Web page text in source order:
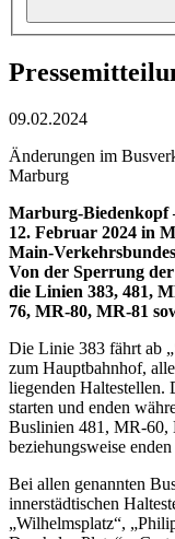
09.02.2024
Änderungen im
Marburg
Marburg-Biedenkopf
12. Februar 2024 in
Main-
Von der Sperrung
die Linien 383, 481,
76, MR-80, MR-81
Die Linie 383 fährt ab
zum Hauptbahnhof,
liegenden
starten und enden
Buslinien 481, MR-60,
beziehungsweise
Bei allen genannten
innerstädtischen
„Wilhelmsplatz“,